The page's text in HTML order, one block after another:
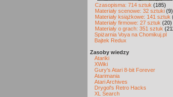
Czasopisma: 714 sztuk (185)
Materiały scenowe: 32 sztuki (9)
Materiały książkowe: 141 sztuk
Materiały firmowe: 27 sztuk (20)
Materiały o grach: 351 sztuk
Spiżarnia Voya na Chomikuj.pl
Bajtek Redux
Zasoby wiedzy
Atariki
XWiki
Gury's Atari 8-bit Forever
Atarimania
Atari Archives
Drygol's Retro Hacks
XL Search